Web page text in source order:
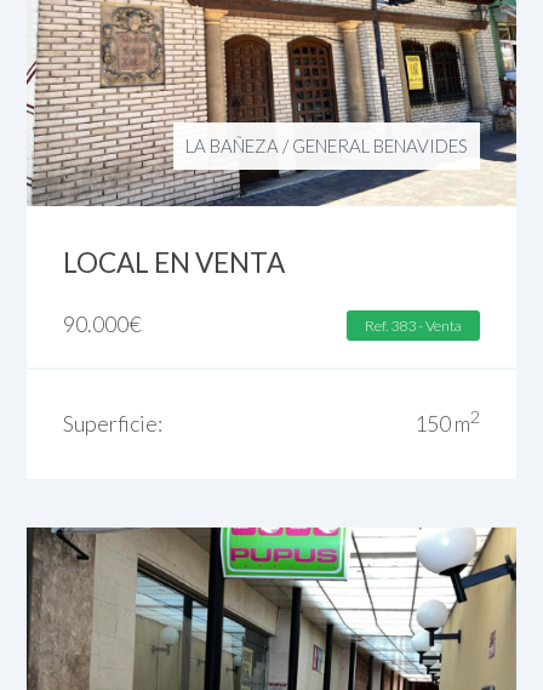
LA BAÑEZA /GENERAL BENAVIDES
LOCAL EN VENTA
90.000€ Ref. 383 - Venta
Superficie: 150 m2